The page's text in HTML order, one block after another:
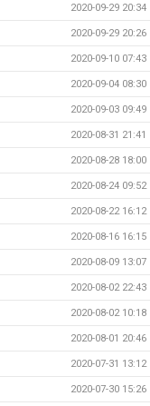
2020-09-29 20:34
2020-09-29 20:26
2020-09-10 07:43
2020-09-04 08:30
2020-09-03 09:49
2020-08-31 21:41
2020-08-28 18:00
2020-08-24 09:52
2020-08-22 16:12
2020-08-16 16:15
2020-08-09 13:07
2020-08-02 22:43
2020-08-02 10:18
2020-08-01 20:46
2020-07-31 13:12
2020-07-30 15:26